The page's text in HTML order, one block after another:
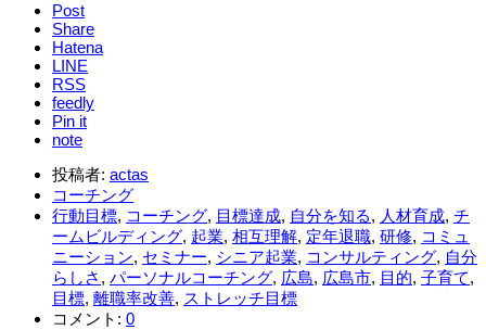
Post
Share
Hatena
LINE
RSS
feedly
Pin it
note
投稿者: actas
コーチング
行動目標, コーチング, 目標達成, 自分を知る, 人材育成, チ
ームビルディング, 起業, 相互理解, 定年退職, 研修, コミュ
ニーション, セミナー, シニア起業, コンサルティング, 自分
らしさ , パーソナルコーチング, 広島, 広島市, 目的, 子育て,
目標, 離職率改善, ストレッチ目標
コメント: 0